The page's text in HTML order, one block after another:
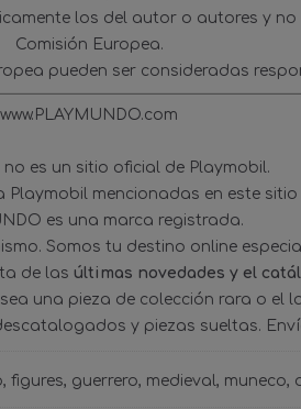
los del autor o autores y
Comisión Europea.
pueden ser consideradas
www.PLAYMUNDO.com
es un sitio oficial de Playmobil.
mencionadas en este
es una marca registrada.
Somos tu destino online
de las últimas novedades y el
una pieza de colección rara o el
y piezas sueltas.
figures guerrero medieval muneco